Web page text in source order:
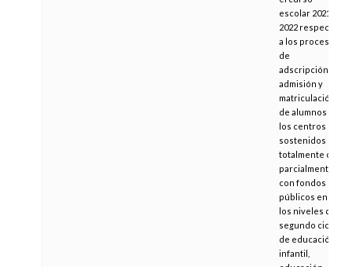
escolar 2021-
2022 respecto
a los procesos
de
adscripción,
admisión y
matriculación
de alumnos en
los centros
sostenidos
totalmente o
parcialmente
con fondos
públicos en
los niveles de
segundo ciclo
de educación
infantil,